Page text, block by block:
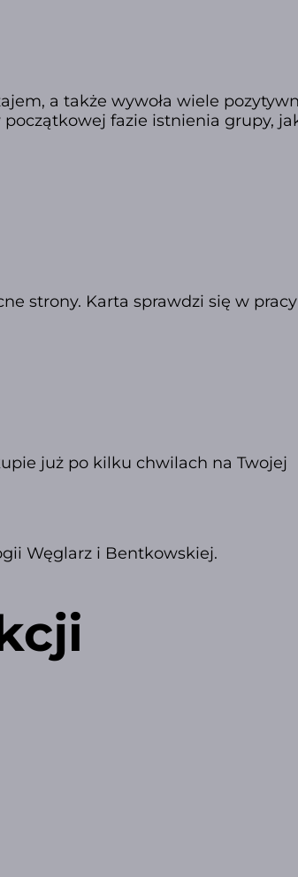
a także wywoła wiele
fazie istnienia grupy,
strony. Karta sprawdzi się w
już po kilku chwilach na Twojej
Węglarz i Bentkowskiej.